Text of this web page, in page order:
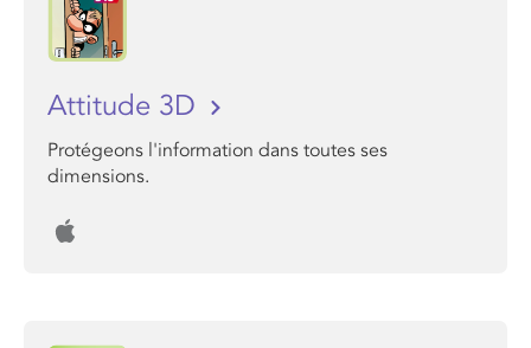
Attitude 3D
Protégeons l'information dans toutes ses
dimensions.